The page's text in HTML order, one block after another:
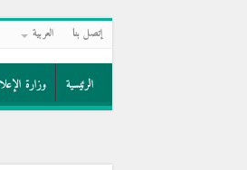
إتصل بنا العربية
الرئيسية وزارة